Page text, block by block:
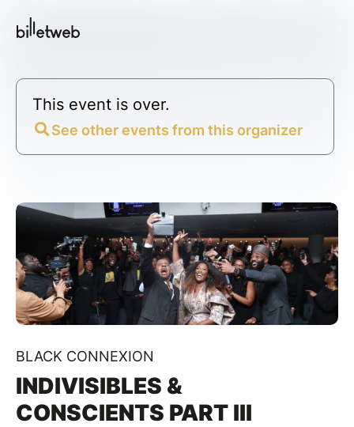
This event is over.
See other events from this organizer
BLACK CONNEXION
INDIVISIBLES &
CONSCIENTS PART III